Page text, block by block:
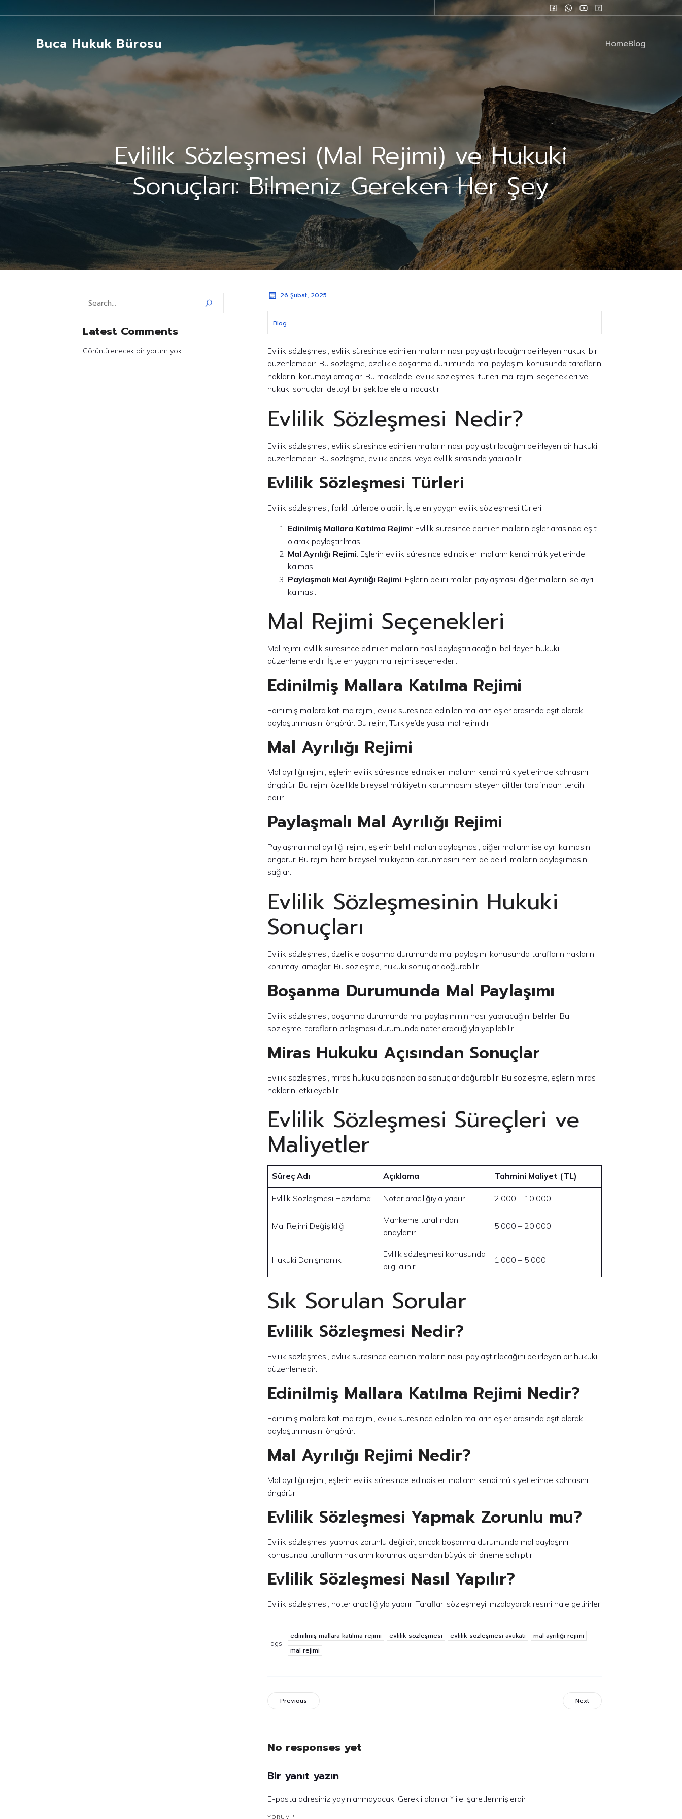
Buca Hukuk Bürosu HomeBlog
Evlilik Sözleşmesi (Mal Rejimi) ve Hukuki
Sonuçları: Bilmeniz Gereken Her Şey
Latest Comments
Görüntülenecek bir yorum yok.
26 Şubat, 2025
Blog
Evlilik sözleşmesi, evlilik süresince edinilen malların nasıl paylaştırılacağını belirleyen hukuki bir
düzenlemedir. Bu sözleşme, özellikle boşanma durumunda mal paylaşımı konusunda tarafların
haklarını korumayı amaçlar. Bu makalede, evlilik sözleşmesi türleri, mal rejimi seçenekleri ve
hukuki sonuçları detaylı bir şekilde ele alınacaktır.
Evlilik Sözleşmesi Nedir?
Evlilik sözleşmesi, evlilik süresince edinilen malların nasıl paylaştırılacağını belirleyen bir hukuki
düzenlemedir. Bu sözleşme, evlilik öncesi veya evlilik sırasında yapılabilir.
Evlilik Sözleşmesi Türleri
Evlilik sözleşmesi, farklı türlerde olabilir. İşte en yaygın evlilik sözleşmesi türleri:
Edinilmiş Mallara Katılma Rejimi: Evlilik süresince edinilen malların eşler arasında eşit
olarak paylaştırılması.
Mal Ayrılığı Rejimi: Eşlerin evlilik süresince edindikleri malların kendi mülkiyetlerinde
kalması.
Paylaşmalı Mal Ayrılığı Rejimi: Eşlerin belirli malları paylaşması, diğer malların ise ayrı
kalması.
Mal Rejimi Seçenekleri
Mal rejimi, evlilik süresince edinilen malların nasıl paylaştırılacağını belirleyen hukuki
düzenlemelerdir. İşte en yaygın mal rejimi seçenekleri:
Edinilmiş Mallara Katılma Rejimi
Edinilmiş mallara katılma rejimi, evlilik süresince edinilen malların eşler arasında eşit olarak
paylaştırılmasını öngörür. Bu rejim, Türkiye’de yasal mal rejimidir.
Mal Ayrılığı Rejimi
Mal ayrılığı rejimi, eşlerin evlilik süresince edindikleri malların kendi mülkiyetlerinde kalmasını
öngörür. Bu rejim, özellikle bireysel mülkiyetin korunmasını isteyen çiftler tarafından tercih
edilir.
Paylaşmalı Mal Ayrılığı Rejimi
Paylaşmalı mal ayrılığı rejimi, eşlerin belirli malları paylaşması, diğer malların ise ayrı kalmasını
öngörür. Bu rejim, hem bireysel mülkiyetin korunmasını hem de belirli malların paylaşılmasını
sağlar.
Evlilik Sözleşmesinin Hukuki
Sonuçları
Evlilik sözleşmesi, özellikle boşanma durumunda mal paylaşımı konusunda tarafların haklarını
korumayı amaçlar. Bu sözleşme, hukuki sonuçlar doğurabilir.
Boşanma Durumunda Mal Paylaşımı
Evlilik sözleşmesi, boşanma durumunda mal paylaşımının nasıl yapılacağını belirler. Bu
sözleşme, tarafların anlaşması durumunda noter aracılığıyla yapılabilir.
Miras Hukuku Açısından Sonuçlar
Evlilik sözleşmesi, miras hukuku açısından da sonuçlar doğurabilir. Bu sözleşme, eşlerin miras
haklarını etkileyebilir.
Evlilik Sözleşmesi Süreçleri ve
Maliyetler
Süreç Adı Açıklama Tahmini Maliyet (TL)
Evlilik Sözleşmesi Hazırlama Noter aracılığıyla yapılır 2.000 – 10.000
Mal Rejimi Değişikliği
Mahkeme tarafından
onaylanır
5.000 – 20.000
Hukuki Danışmanlık
Evlilik sözleşmesi konusunda
bilgi alınır
1.000 – 5.000
Sık Sorulan Sorular
Evlilik Sözleşmesi Nedir?
Evlilik sözleşmesi, evlilik süresince edinilen malların nasıl paylaştırılacağını belirleyen bir hukuki
düzenlemedir.
Edinilmiş Mallara Katılma Rejimi Nedir?
Edinilmiş mallara katılma rejimi, evlilik süresince edinilen malların eşler arasında eşit olarak
paylaştırılmasını öngörür.
Mal Ayrılığı Rejimi Nedir?
Mal ayrılığı rejimi, eşlerin evlilik süresince edindikleri malların kendi mülkiyetlerinde kalmasını
öngörür.
Evlilik Sözleşmesi Yapmak Zorunlu mu?
Evlilik sözleşmesi yapmak zorunlu değildir, ancak boşanma durumunda mal paylaşımı
konusunda tarafların haklarını korumak açısından büyük bir öneme sahiptir.
Evlilik Sözleşmesi Nasıl Yapılır?
Evlilik sözleşmesi, noter aracılığıyla yapılır. Taraflar, sözleşmeyi imzalayarak resmi hale getirirler.
Tags:
edinilmiş mallara katılma rejimi evlilik sözleşmesi evlilik sözleşmesi avukatı
mal ayrılığı rejimi
mal rejimi
Previous Next
No responses yet
Bir yanıt yazın
E-posta adresiniz yayınlanmayacak. Gerekli alanlar* ile işaretlenmişlerdir
YORUM*